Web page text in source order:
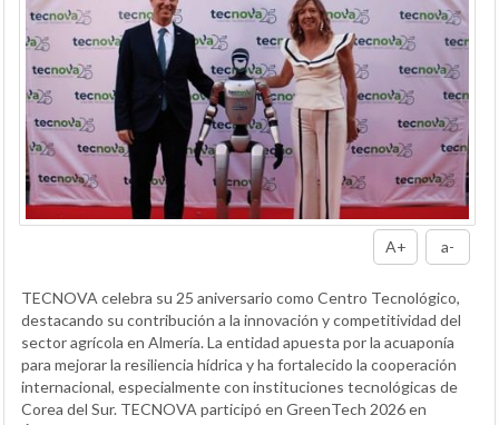
A+ a-
TECNOVA celebra su 25 aniversario como Centro Tecnológico,
destacando su contribución a la innovación y competitividad del
sector agrícola en Almería. La entidad apuesta por la acuaponía
para mejorar la resiliencia hídrica y ha fortalecido la cooperación
internacional, especialmente con instituciones tecnológicas de
Corea del Sur. TECNOVA participó en GreenTech 2026 en